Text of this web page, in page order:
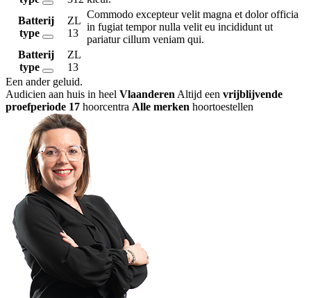
Batterij
type
ZL
13
Commodo excepteur velit magna et dolor officia
in fugiat tempor nulla velit eu incididunt ut
pariatur cillum veniam qui.
Batterij
type
ZL
13
Een ander geluid.
Audicien aan huis in heel Vlaanderen Altijd een vrijblijvende
proefperiode 17 hoorcentra Alle merken hoortoestellen